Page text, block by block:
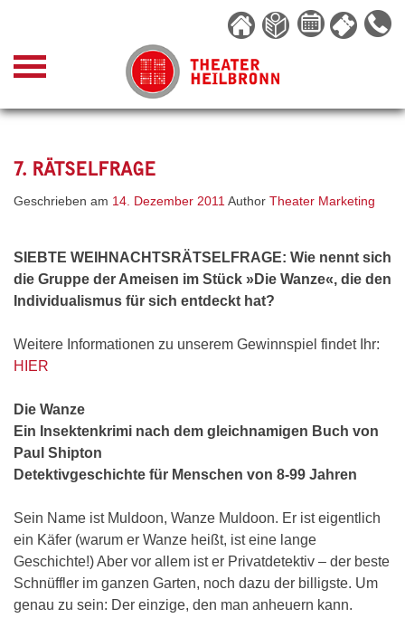
content
7. RÄTSELFRAGE
Geschrieben am 14. Dezember 2011 Author Theater Marketing
SIEBTE WEIHNACHTSRÄTSELFRAGE: Wie nennt sich
die Gruppe der Ameisen im Stück »Die Wanze«, die den
Individualismus für sich entdeckt hat?
Weitere Informationen zu unserem Gewinnspiel findet Ihr:
HIER
Die Wanze
Ein Insektenkrimi nach dem gleichnamigen Buch von
Paul Shipton
Detektivgeschichte für Menschen von 8-99 Jahren
Sein Name ist Muldoon, Wanze Muldoon. Er ist eigentlich
ein Käfer (warum er Wanze heißt, ist eine lange
Geschichte!) Aber vor allem ist er Privatdetektiv – der beste
Schnüffler im ganzen Garten, noch dazu der billigste. Um
genau zu sein: Der einzige, den man anheuern kann.